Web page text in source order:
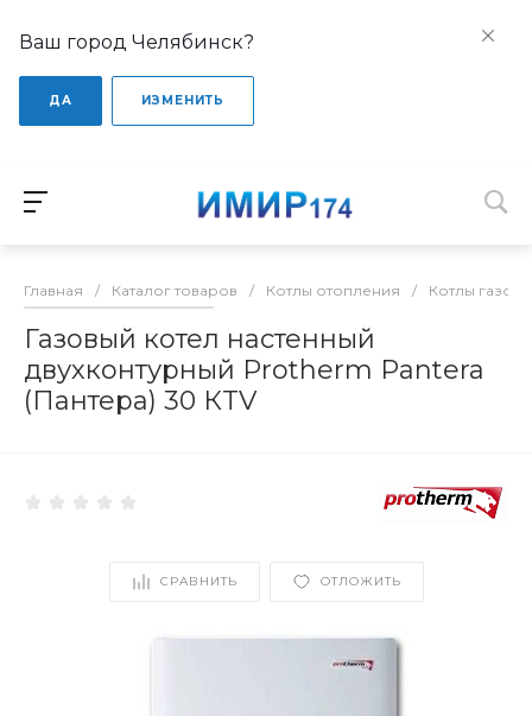
Ваш город Челябинск?
ДА ИЗМЕНИТЬ
Главная / Каталог товаров / Котлы отопления / Котлы
Газовый котел настенный
двухконтурный Protherm Pantera
(Пантера) 30 КTV
СРАВНИТЬ ОТЛОЖИТЬ